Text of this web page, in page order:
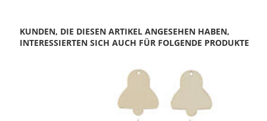
KUNDEN, DIE DIESEN ARTIKEL ANGESEHEN HABEN,
INTERESSIERTEN SICH AUCH FÜR FOLGENDE PRODUKTE